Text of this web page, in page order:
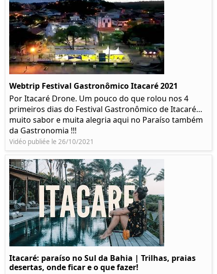
Webtrip Festival Gastronômico Itacaré 2021
Por Itacaré Drone. Um pouco do que rolou nos 4
primeiros dias do Festival Gastronômico de Itacaré…
muito sabor e muita alegria aqui no Paraíso também
da Gastronomia !!!
Vidéo publiée le 26/10/2021
Itacaré: paraíso no Sul da Bahia | Trilhas, praias
desertas, onde ficar e o que fazer!